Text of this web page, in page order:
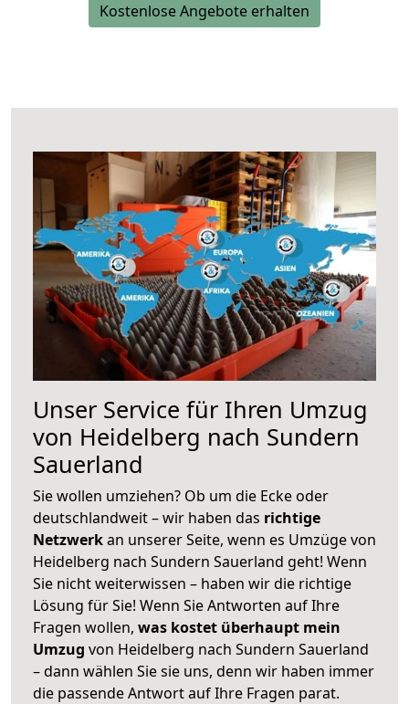
Kostenlose Angebote erhalten
Unser Service für Ihren Umzug
von Heidelberg nach Sundern
Sauerland
Sie wollen umziehen? Ob um die Ecke oder
deutschlandweit – wir haben das richtige
Netzwerkan unserer Seite, wenn es Umzüge von
Heidelberg nach Sundern Sauerland geht! Wenn
Sie nicht weiterwissen – haben wir die richtige
Lösung für Sie! Wenn Sie Antworten auf Ihre
Fragen wollen, was kostet überhaupt mein
Umzug von Heidelberg nach Sundern Sauerland
– dann wählen Sie sie uns, denn wir haben immer
die passende Antwort auf Ihre Fragen parat.